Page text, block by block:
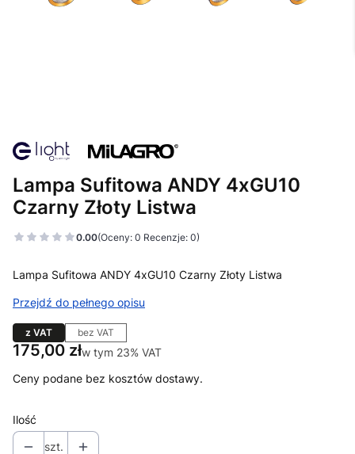
Lampa Sufitowa ANDY 4xGU10
Czarny Złoty Listwa
0.00(Oceny: 0 Recenzje: 0)
Lampa Sufitowa ANDY 4xGU10 Czarny Złoty Listwa
Przejdź do pełnego opisu
z VAT bez VAT
Cena
175,00 złw tym 23% VAT
w tym 23% VAT
Ceny podane bez kosztów dostawy.
Ilość
szt.